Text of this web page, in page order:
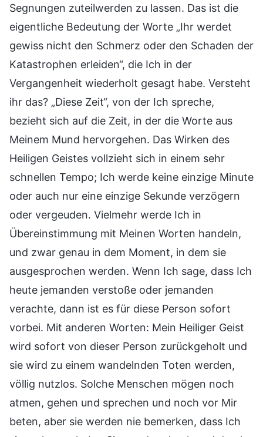
Segnungen zuteilwerden zu lassen. Das ist die
eigentliche Bedeutung der Worte „Ihr werdet
gewiss nicht den Schmerz oder den Schaden der
Katastrophen erleiden“, die Ich in der
Vergangenheit wiederholt gesagt habe. Versteht
ihr das? „Diese Zeit“, von der Ich spreche,
bezieht sich auf die Zeit, in der die Worte aus
Meinem Mund hervorgehen. Das Wirken des
Heiligen Geistes vollzieht sich in einem sehr
schnellen Tempo; Ich werde keine einzige Minute
oder auch nur eine einzige Sekunde verzögern
oder vergeuden. Vielmehr werde Ich in
Übereinstimmung mit Meinen Worten handeln,
und zwar genau in dem Moment, in dem sie
ausgesprochen werden. Wenn Ich sage, dass Ich
heute jemanden verstoße oder jemanden
verachte, dann ist es für diese Person sofort
vorbei. Mit anderen Worten: Mein Heiliger Geist
wird sofort von dieser Person zurückgeholt und
sie wird zu einem wandelnden Toten werden,
völlig nutzlos. Solche Menschen mögen noch
atmen, gehen und sprechen und noch vor Mir
beten, aber sie werden nie bemerken, dass Ich